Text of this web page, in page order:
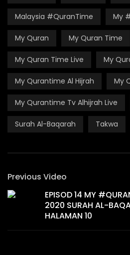
Malaysia #QuranTime My
My Quran My Quran Time
My Quran Time Live My
My Qurantime Al Hijrah My
My Qurantime Tv Alhijrah Live
Surah Al-Baqarah Takwa
Previous Video
EPISOD 14 MY
2020 SURAH AL-
HALAMAN 10